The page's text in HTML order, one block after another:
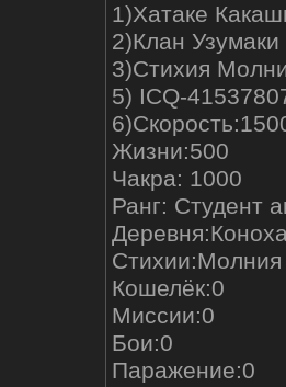
1)Хатаке
2)Клан Узумаки
3)Стихия
5) ICQ-
Жизни:500
Чакра: 1000
Ранг: Студент
Стихии:Молния
Кошелёк:0
Миссии:0
Бои:0
Паражение:0